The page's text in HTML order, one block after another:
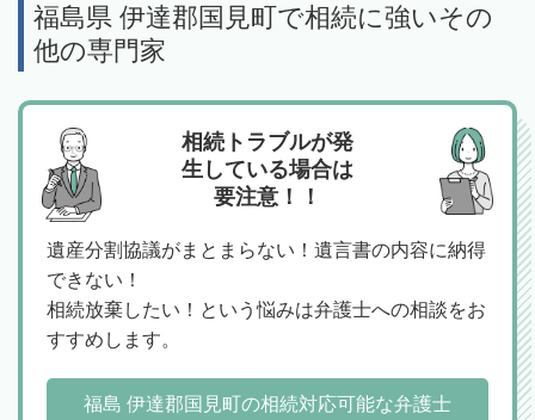
福島県 伊達郡国見町で相続に強いその
他の専門家
相続トラブルが発
生している場合は
要注意！！
遺産分割協議がまとまらない！遺言書の内容に納得
できない！
相続放棄したい！という悩みは弁護士への相談をお
すすめします。
福島 伊達郡国見町の相続対応可能な弁護士